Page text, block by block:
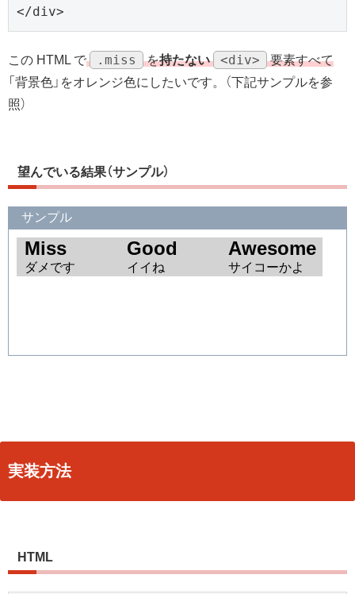
</div>
この HTML で .miss を持たない <div> 要素すべて
「背景色」をオレンジ色にしたいです。（下記サンプルを参
照）
望んでいる結果（サンプル）
サンプル
実装方法
HTML